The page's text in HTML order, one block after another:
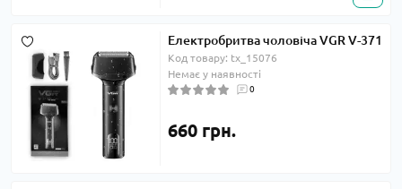
Електробритва чоловіча VGR V-371
Код товару: tx_15076
Немає у наявності
0
660 грн.